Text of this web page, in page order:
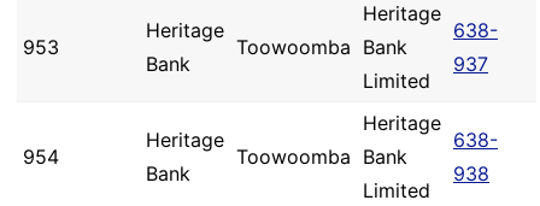
953
Heritage
Bank
Toowoomba
Heritage
Bank
Limited
638-
937
954
Heritage
Bank
Toowoomba
Heritage
Bank
Limited
638-
938